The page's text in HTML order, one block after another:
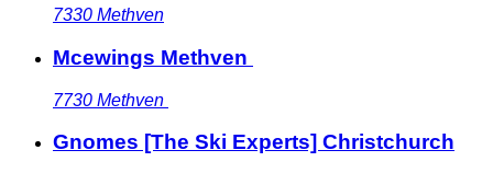
7330 Methven
Mcewings Methven
7730 Methven
Gnomes [The Ski Experts] Christchurch